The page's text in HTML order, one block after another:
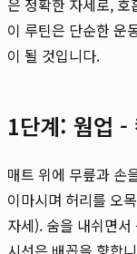
이 루틴은 단순한 운
이 될 것입니다.
1단계: 웜업 -
매트 위에 무릎과 손
이마시며 허리를 오
자세). 숨을 내쉬면